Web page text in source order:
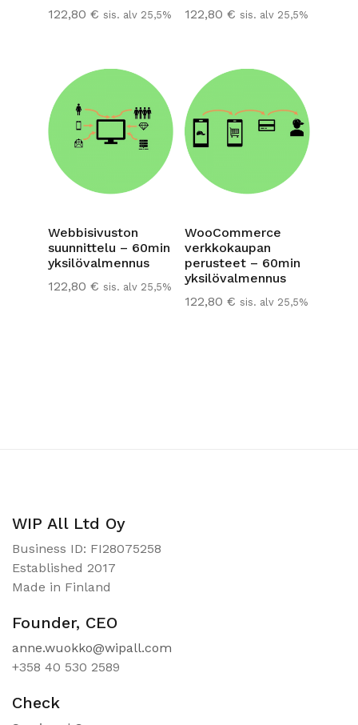
122,80 € sis. alv 25,5%
122,80 € sis. alv 25,5%
Webbisivuston
suunnittelu – 60min
yksilövalmennus
122,80 € sis. alv 25,5%
WooCommerce
verkkokaupan
perusteet – 60min
yksilövalmennus
122,80 € sis. alv 25,5%
WIP All Ltd Oy
Business ID: FI28075258
Established 2017
Made in Finland
Founder, CEO
anne.wuokko@wipall.com
+358 40 530 2589
Check